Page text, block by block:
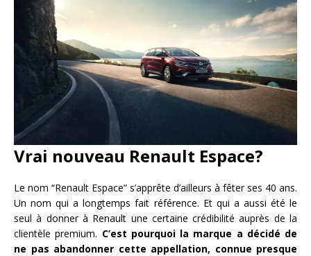
Vrai nouveau Renault Espace?
Le nom “Renault Espace” s’apprête d’ailleurs à fêter ses 40 ans.
Un nom qui a longtemps fait référence. Et qui a aussi été le
seul à donner à Renault une certaine crédibilité auprès de la
clientèle premium. C’est pourquoi la marque a décidé de
ne pas abandonner cette appellation, connue presque